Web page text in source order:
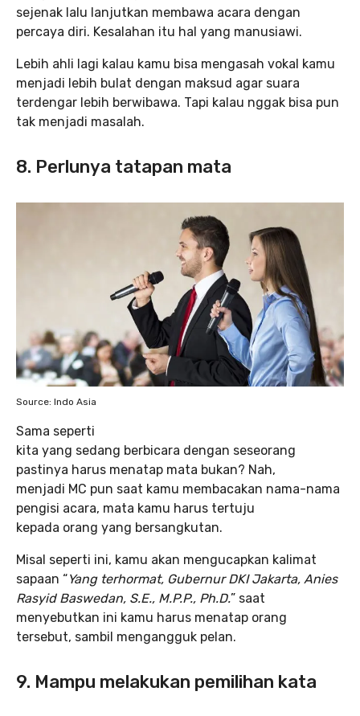
sejenak lalu lanjutkan membawa acara dengan
percaya diri. Kesalahan itu hal yang manusiawi.
Lebih ahli lagi kalau kamu bisa mengasah vokal kamu
menjadi lebih bulat dengan maksud agar suara
terdengar lebih berwibawa. Tapi kalau nggak bisa pun
tak menjadi masalah.
8. Perlunya tatapan mata
Source: Indo Asia
Sama seperti
kita yang sedang berbicara dengan seseorang
pastinya harus menatap mata bukan? Nah,
menjadi MC pun saat kamu membacakan nama-nama
pengisi acara, mata kamu harus tertuju
kepada orang yang bersangkutan.
Misal seperti ini, kamu akan mengucapkan kalimat
sapaan “Yang terhormat, Gubernur DKI Jakarta, Anies
Rasyid Baswedan, S.E., M.P.P., Ph.D.” saat
menyebutkan ini kamu harus menatap orang
tersebut, sambil mengangguk pelan.
9. Mampu melakukan pemilihan kata